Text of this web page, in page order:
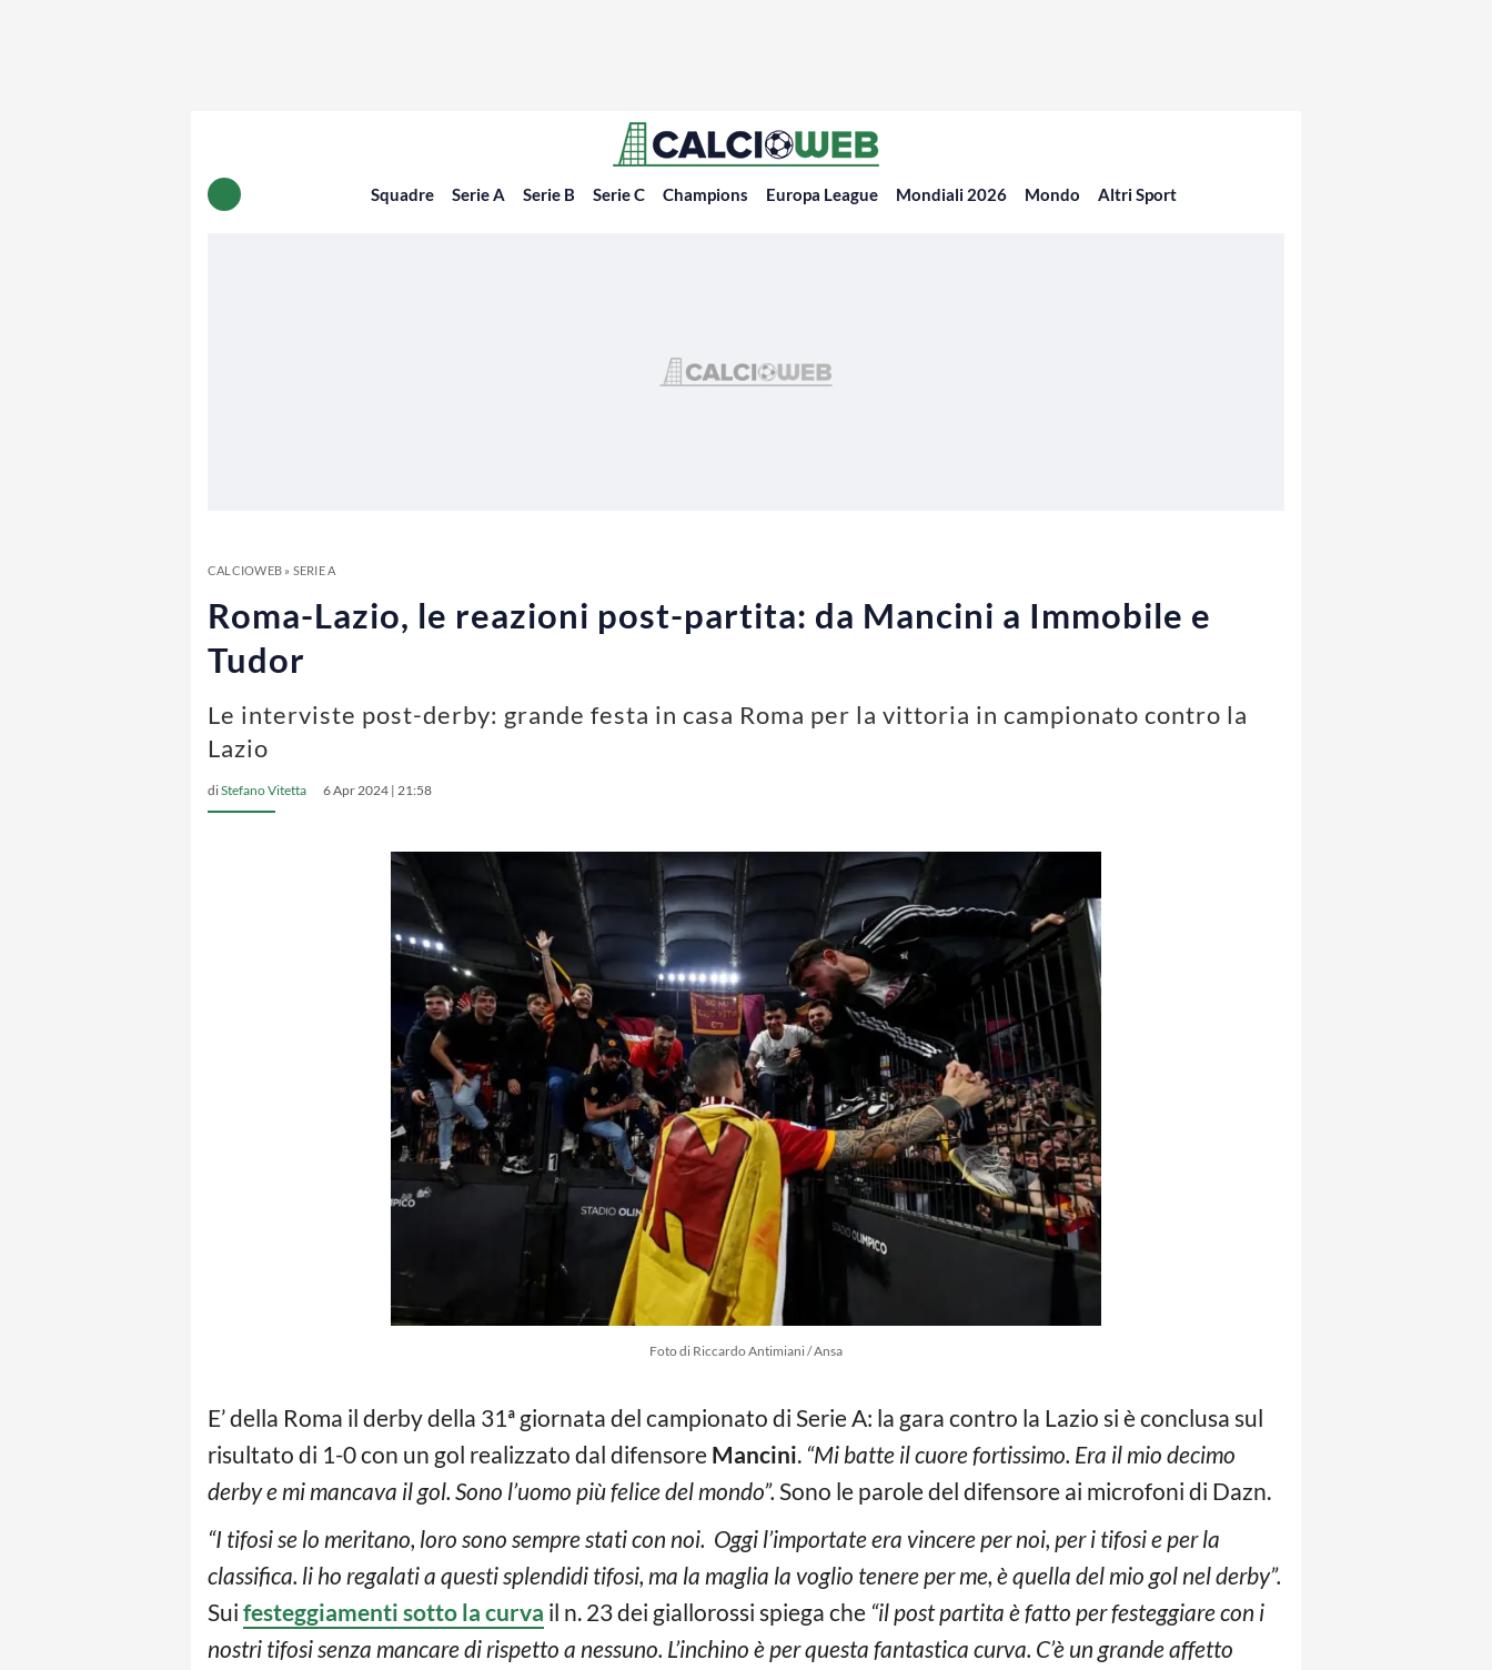
Squadre Serie A Serie B Serie C Champions Europa League Mondiali 2026 Mondo Altri Sport
CALCIOWEB» SERIE A
Roma-Lazio, le reazioni post-partita: da Mancini a Immobile e
Tudor
Le interviste post-derby: grande festa in casa Roma per la vittoria in campionato contro la
Lazio
diStefano Vitetta 6 Apr 2024 | 21:58
Foto di Riccardo Antimiani / Ansa
E’ della Roma il derby della 31ª giornata del campionato di Serie A: la gara contro la Lazio si è conclusa sul
risultato di 1-0 con un gol realizzato dal difensore Mancini. “Mi batte il cuore fortissimo. Era il mio decimo
derby e mi mancava il gol. Sono l’uomo più felice del mondo”. Sono le parole del difensore ai microfoni di Dazn.
“I tifosi se lo meritano, loro sono sempre stati con noi. Oggi l’importate era vincere per noi, per i tifosi e per la
classifica. li ho regalati a questi splendidi tifosi, ma la maglia la voglio tenere per me, è quella del mio gol nel derby”.
Sui festeggiamenti sotto la curva il n. 23 dei giallorossi spiega che “il post partita è fatto per festeggiare con i
nostri tifosi senza mancare di rispetto a nessuno. L’inchino è per questa fantastica curva. C’è un grande affetto